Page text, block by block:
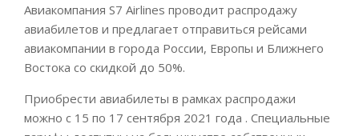
Авиакомпания S7 Airlines проводит распродажу
авиабилетов и предлагает отправиться рейсами
авиакомпании в города России, Европы и Ближнего
Востока со скидкой до 50%.
Приобрести авиабилеты в рамках распродажи
можно с 15 по 17 сентября 2021 года . Специальные